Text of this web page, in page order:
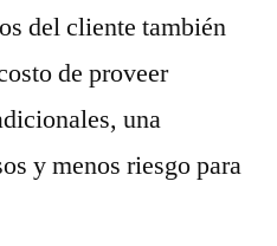
del cliente también
de proveer
una
y menos riesgo para